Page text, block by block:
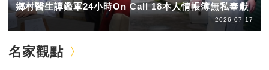
鄉村醫生譚鑑軍24小時On Call 18本人情帳簿無私奉獻
2026-07-17
名家觀點